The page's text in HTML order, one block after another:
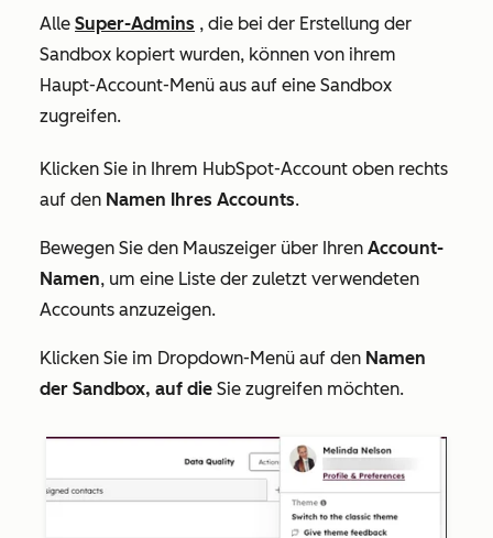
Alle Super-Admins , die bei der Erstellung der
Sandbox kopiert wurden, können von ihrem
Haupt-Account-Menü aus auf eine Sandbox
zugreifen.
Klicken Sie in Ihrem HubSpot-Account oben rechts
auf den Namen Ihres Accounts.
Bewegen Sie den Mauszeiger über Ihren Account-
Namen, um eine Liste der zuletzt verwendeten
Accounts anzuzeigen.
Klicken Sie im Dropdown-Menü auf den Namen
der Sandbox, auf die Sie zugreifen möchten.